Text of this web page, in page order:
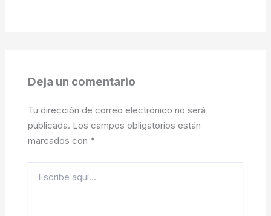
Deja un comentario
Tu dirección de correo electrónico no será
publicada. Los campos obligatorios están
marcados con *
aquí...